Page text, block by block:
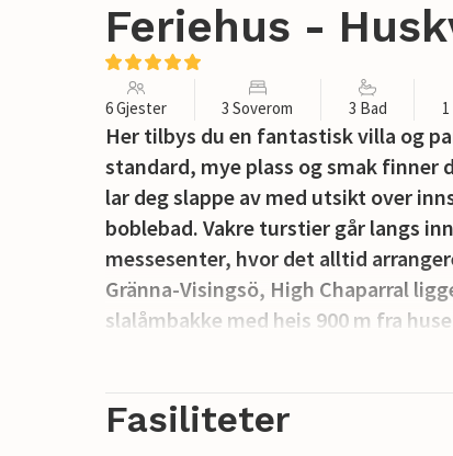
Feriehus -
6 Gjester 3 Soverom 3 Bad
Her tilbys du en fantastisk villa og
standard, mye plass og smak finner
lar deg slappe av med utsikt over
boblebad. Vakre turstier går langs
messesenter, hvor det alltid
Gränna-Visingsö, High Chaparral
slalåmbakke med heis 900 m fra
Fasiliteter